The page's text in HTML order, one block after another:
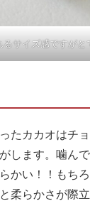
サイズ感ですがと
たカカオはチ
します。噛ん
かい！！もち
柔らかさが際